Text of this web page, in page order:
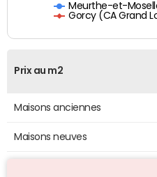
Meurthe-et-
Gorcy (CA Grand
Prix au m2
Maisons anciennes
Maisons neuves